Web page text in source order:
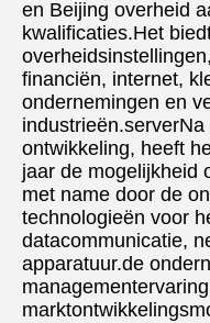
en Beijing overheid
kwalificaties.Het
financiën, internet,
ondernemingen en
ontwikkeling, heeft
jaar de mogelijkheid
met name door de
technologieën voor
datacommunicatie,
apparatuur.de